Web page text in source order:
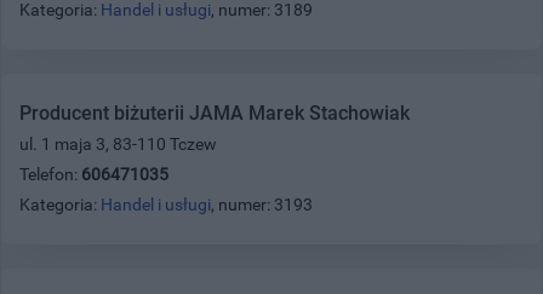
Kategoria: Handel i usługi, numer: 3189
Producent biżuterii JAMA Marek Stachowiak
ul. 1 maja 3, 83-110 Tczew
Telefon: 606471035
Kategoria: Handel i usługi, numer: 3193